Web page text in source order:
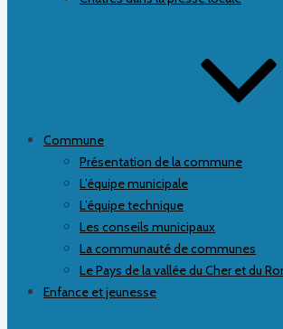
Commune
Présentation de la commune
L’équipe municipale
L’équipe technique
Les conseils municipaux
La communauté de communes
Le Pays de la vallée du Cher et du
Enfance et jeunesse